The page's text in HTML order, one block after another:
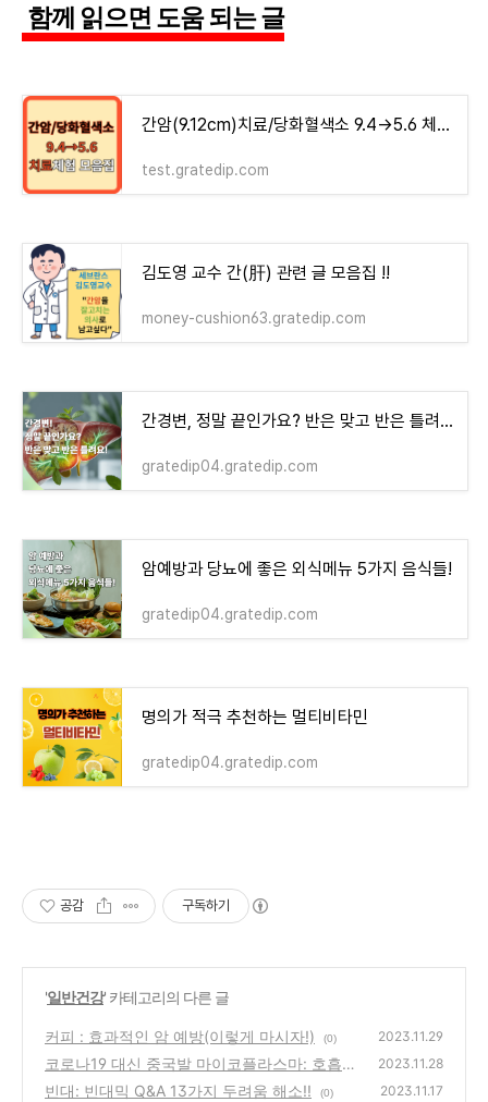
함께 읽으면 도움 되는 글
간암(9.12cm)치료/당화혈색소 9.4→5.6 체험기 모음집 - money-health
test.gratedip.com
김도영 교수 간(肝) 관련 글 모음집 !!
money-cushion63.gratedip.com
간경변, 정말 끝인가요? 반은 맞고 반은 틀려요!
gratedip04.gratedip.com
암예방과 당뇨에 좋은 외식메뉴 5가지 음식들!
gratedip04.gratedip.com
명의가 적극 추천하는 멀티비타민
gratedip04.gratedip.com
공감 구독하기
'일반건강' 카테고리의 다른 글
커피 : 효과적인 암 예방(이렇게 마시자!) (0) 2023.11.29
코로나19 대신 중국발 마이코플라스마: 호흡
기질환 유행, 원인, 대책
(0)
2023.11.28
빈대: 빈대믹 Q&A 13가지 두려움 해소!! (0) 2023.11.17